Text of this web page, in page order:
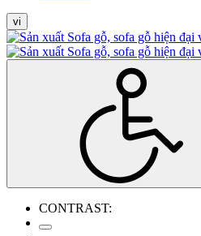
vi
CONTRAST: